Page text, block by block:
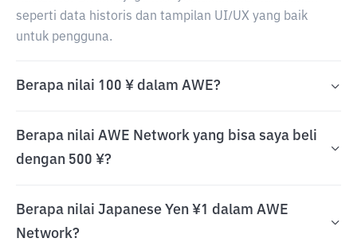
seperti data historis dan tampilan UI/UX yang baik
untuk pengguna.
Berapa nilai 100 ¥ dalam AWE?
Berapa nilai AWE Network yang bisa saya beli
dengan 500 ¥?
Berapa nilai Japanese Yen ¥1 dalam AWE
Network?